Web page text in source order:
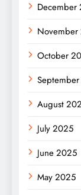
December
October
August
July 2025
June 2025
May 2025